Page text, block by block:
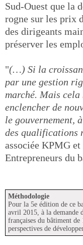
Sud-Ouest que la
rogne sur les prix
des dirigeants
préserver les
"(…) Si la
par une gestion
marché. Mais
enclencher de
le gouvernement,
des qualifications
associée KPMG et
Entrepreneurs du
Méthodologie
Pour la 5e édition de ce
avril 2015, à la demande
françaises du bâtiment
perspectives de